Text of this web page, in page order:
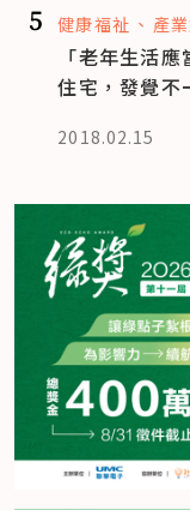
5 健康福祉 產
「老年生活
住宅，發覺不
2018.02.15